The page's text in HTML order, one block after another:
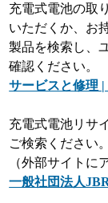
充電式電池の取
いただくか、お
製品を検索し、
確認ください。
サービスと修理
充電式電池リサ
ご検索ください。
（外部サイトに
一般社団法人